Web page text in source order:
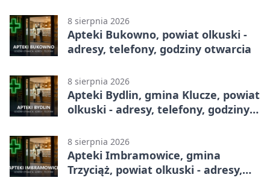
8 sierpnia 2026
Apteki Bukowno, powiat olkuski -
adresy, telefony, godziny otwarcia
8 sierpnia 2026
Apteki Bydlin, gmina Klucze, powiat
olkuski - adresy, telefony, godziny
8 sierpnia 2026
Apteki Imbramowice, gmina
Trzyciąż, powiat olkuski - adresy,